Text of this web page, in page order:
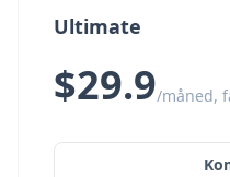
Ultimate
$29.9/måned,